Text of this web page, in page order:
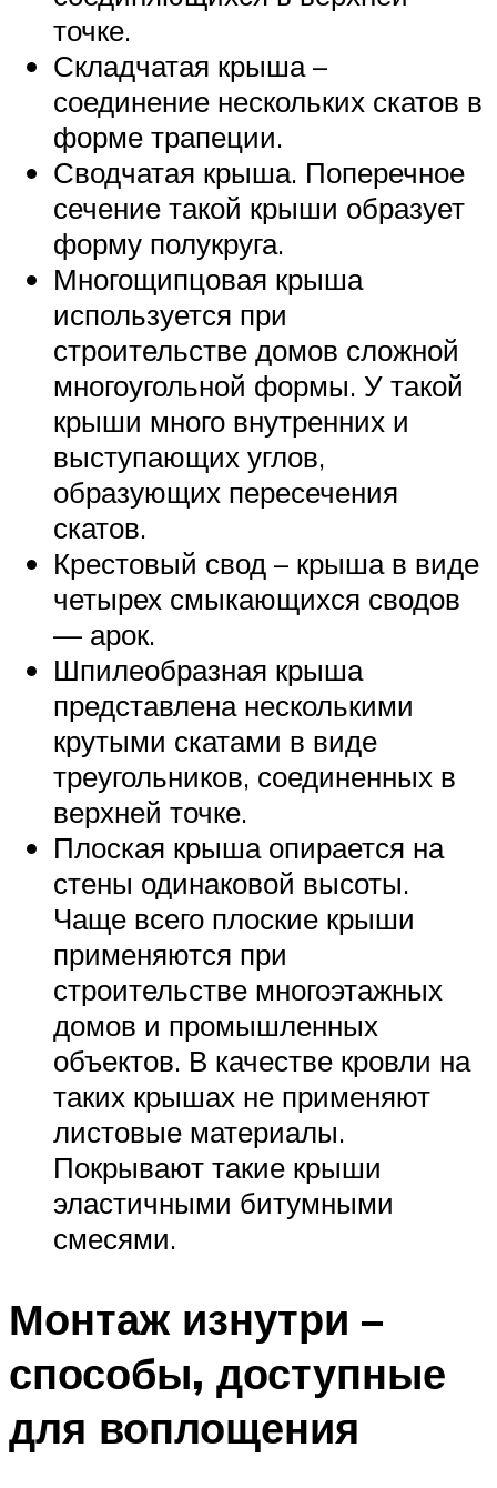
точке.
Складчатая крыша –
соединение нескольких скатов в
форме трапеции.
Сводчатая крыша. Поперечное
сечение такой крыши образует
форму полукруга.
Многощипцовая крыша
используется при
строительстве домов сложной
многоугольной формы. У такой
крыши много внутренних и
выступающих углов,
образующих пересечения
скатов.
Крестовый свод – крыша в виде
четырех смыкающихся сводов
— арок.
Шпилеобразная крыша
представлена несколькими
крутыми скатами в виде
треугольников, соединенных в
верхней точке.
Плоская крыша опирается на
стены одинаковой высоты.
Чаще всего плоские крыши
применяются при
строительстве многоэтажных
домов и промышленных
объектов. В качестве кровли на
таких крышах не применяют
листовые материалы.
Покрывают такие крыши
эластичными битумными
смесями.
Монтаж изнутри –
способы, доступные
для воплощения